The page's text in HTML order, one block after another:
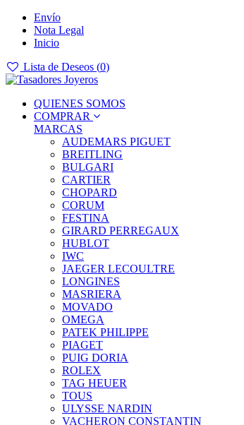
Envío
Nota Legal
Inicio
Lista de Deseos (0)
QUIENES SOMOS
COMPRAR
MARCAS
AUDEMARS PIGUET
BREITLING
BULGARI
CARTIER
CHOPARD
CORUM
FESTINA
GIRARD PERREGAUX
HUBLOT
IWC
JAEGER LECOULTRE
LONGINES
MASRIERA
MOVADO
OMEGA
PATEK PHILIPPE
PIAGET
PUIG DORIA
ROLEX
TAG HEUER
TOUS
ULYSSE NARDIN
VACHERON CONSTANTIN